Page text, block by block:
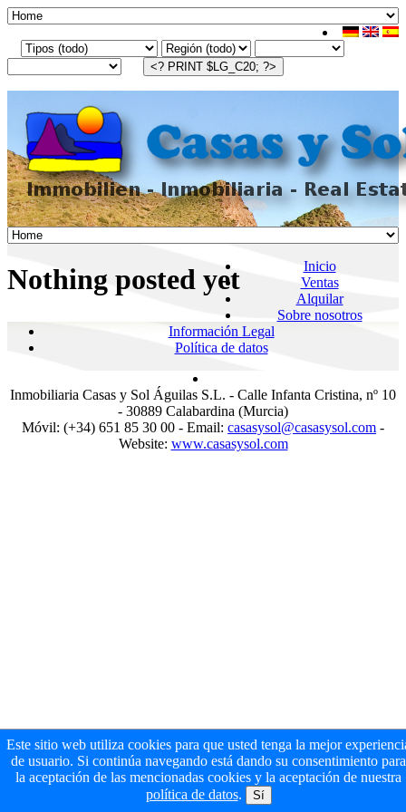
Nothing posted yet
Inicio
Ventas
Alquilar
Sobre nosotros
Información Legal
Política de datos
Inmobiliaria Casas y Sol Águilas S.L. - Calle Infanta Cristina, nº 10
- 30889 Calabardina (Murcia)
Móvil: (+34) 651 85 30 00 - Email: casasysol@casasysol.com -
Website: www.casasysol.com
Este sitio web utiliza cookies para que usted tenga la mejor
de usuario. Si continúa navegando está dando su consentimiento para
la aceptación de las mencionadas cookies y la aceptación de nuestra
política de datos. Sí